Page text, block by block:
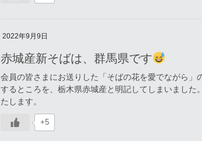
2022年9月9日
赤城産新そばは、群馬県です
会員の皆さまにお送りした「そばの花を愛でながら
するところを、栃木県赤城産と明記してしまいまし
たします。
+5